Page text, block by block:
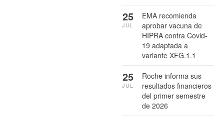
EMA recomienda
aprobar vacuna de
HIPRA contra Covid-
19 adaptada a
variante XFG.1.1
25
JUL
Roche informa sus
resultados financieros
del primer semestre
de 2026
25
JUL